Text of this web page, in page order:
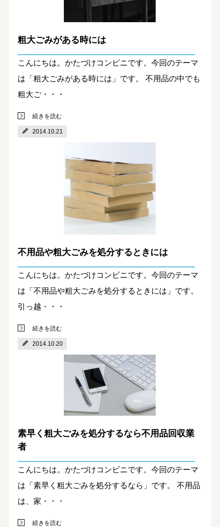
粗大ごみがある時には
こんにちは。かたづけコンビニです。今回のテーマ
は「粗大ごみがある時には」です。 不用品の中でも
粗大ご・・・
続きを読む
2014.10.21
不用品や粗大ごみを処分するときには
こんにちは。かたづけコンビニです。今回のテーマ
は「不用品や粗大ごみを処分するときには」です。
引っ越・・・
続きを読む
2014.10.20
素早く粗大ごみを処分するなら不用品回収業
者
こんにちは。かたづけコンビニです。今回のテーマ
は「素早く粗大ごみを処分するなら」です。 不用品
は、家・・・
続きを読む